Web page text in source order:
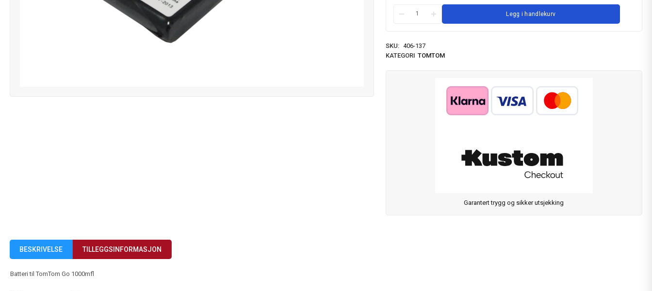
Legg i handlekurv
SKU: 406-137
KATEGORI TOMTOM
Garantert trygg og sikker utsjekking
BESKRIVELSE TILLEGGSINFORMASJON
Batteri til TomTom Go 1000mfl